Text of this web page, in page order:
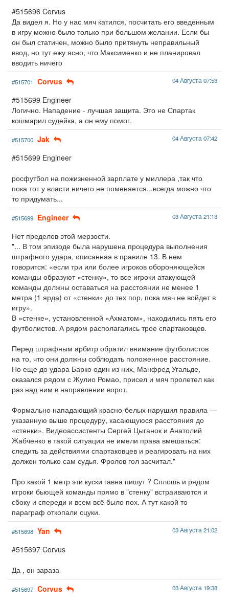
#515696 Corvus
Да видел я. Но у нас мяч катился, посчитать его введенным
в игру можно было только при большом желании. Если бы
он был статичен, можно было притянуть неправильный
ввод, но тут ежу ясно, что Максименко и не планировал
вводить ничего
#515701 Corvus 04 Августа 07:53
#515699 Engineer
Логично. Нападение - лучшая защита. Это не Спартак
кошмарил судейка, а он ему помог.
#515700 Jak 04 Августа 07:42
#515699 Engineer
росфутбол на пожизненной зарплате у миллера ,так что
пока тот у власти ничего не поменяется...всегда можно что
то придумать...
#515699 Engineer 03 Августа 21:13
Нет пределов этой мерзости.
"... В том эпизоде была нарушена процедура выполнения
штрафного удара, описанная в правиле 13. В нем
говорится: «если три или более игроков обороняющейся
команды образуют «стенку», то все игроки атакующей
команды должны оставаться на расстоянии не менее 1
метра (1 ярда) от «стенки» до тех пор, пока мяч не войдет в
игру».
В «стенке», установленной «Ахматом», находились пять его
футболистов. А рядом располагались трое спартаковцев.
Перед штрафным арбитр обратил внимание футболистов
на то, что они должны соблюдать положенное расстояние.
Но еще до удара Барко один из них, Манфред Угальде,
оказался рядом с Жулио Ромао, присел и мяч пролетел как
раз над ним в направлении ворот.
Формально нападающий красно-белых нарушил правила —
указанную выше процедуру, касающуюся расстояния до
«стенки». Видеоассистенты Сергей Цыганок и Анатолий
Жабченко в такой ситуации не имели права вмешаться:
следить за действиями спартаковцев и реагировать на них
должен только сам судья. Фролов гол засчитал."
Про какой 1 метр эти куски гавна пишут ? Сплошь и рядом
игроки бьющей команды прямо в "стенку" встраиваются и
сбоку и спереди и всем всё было пох. А тут какой то
параграф откопали сцуки.
#515698 Yan 03 Августа 21:02
#515697 Corvus
Да , он зараза
#515697 Corvus 03 Августа 19:38